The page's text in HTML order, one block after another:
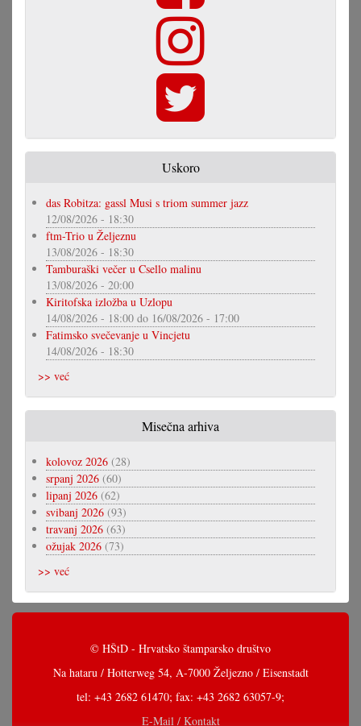
Uskoro
das Robitza: gassl Musi s triom summer jazz
12/08/2026 - 18:30
ftm-Trio u Željeznu
13/08/2026 - 18:30
Tamburaški večer u Csello malinu
13/08/2026 - 20:00
Kiritofska izložba u Uzlopu
14/08/2026 - 18:00 do 16/08/2026 - 17:00
Fatimsko svečevanje u Vincjetu
14/08/2026 - 18:30
>> već
Misečna arhiva
kolovoz 2026 (28)
srpanj 2026 (60)
lipanj 2026 (62)
svibanj 2026 (93)
travanj 2026 (63)
ožujak 2026 (73)
>> već
© HŠtD - Hrvatsko štamparsko društvo
Na hataru / Hotterweg 54, A-7000 Željezno / Eisenstadt
tel: +43 2682 61470; fax: +43 2682 63057-9;
E-Mail / Kontakt